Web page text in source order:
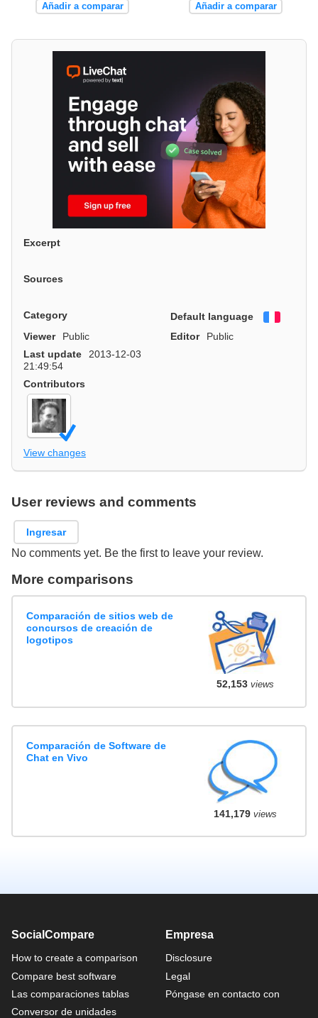
Añadir a comparar Añadir a comparar
Excerpt
Sources
Category Default language
Viewer
Public Editor
Public
Last update
2013-12-03
21:49:54
Contributors
View changes
User reviews and comments
Ingresar
No comments yet. Be the first to leave your review.
More comparisons
Comparación de sitios web de
concursos de creación de
logotipos
52,153views
Comparación de Software de
Chat en Vivo
141,179views
SocialCompare
How to create a comparison
Compare best software
Las comparaciones tablas
Conversor de unidades
Empresa
Disclosure
Legal
Póngase en contacto con